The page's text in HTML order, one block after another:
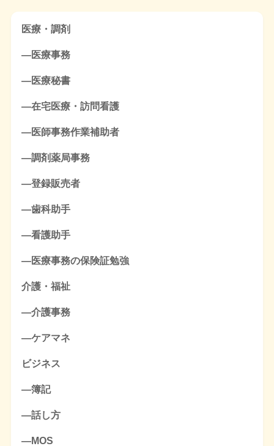
医療・調剤
―医療事務
―医療秘書
―在宅医療・訪問看護
―医師事務作業補助者
―調剤薬局事務
―登録販売者
―歯科助手
―看護助手
―医療事務の保険証勉強
介護・福祉
―介護事務
―ケアマネ
ビジネス
―簿記
―話し方
―MOS